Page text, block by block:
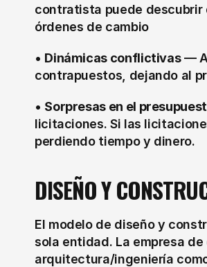
contratista puede
órdenes de cambio
• Dinámicas conflictivas — A
contrapuestos, dejando al
• Sorpresas en el
licitaciones. Si las
perdiendo tiempo y dinero.
DISEÑO Y
El modelo de diseño y
sola entidad. La empresa
arquitectura/ingeniería